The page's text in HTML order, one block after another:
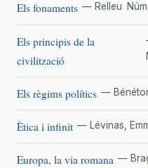
Els fonaments — Relleu
Els principis de la
civilització
Els règims polítics —
Ètica i infinit — Lévinas,
Europa, la via romana —